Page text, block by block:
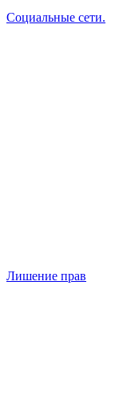
Социальные сети.
Лишение прав